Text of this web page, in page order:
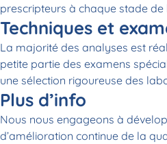
prescripteurs à chaque stade de
Techniques et
La majorité des analyses est
petite partie des examens
une sélection rigoureuse des
Plus d’info
Nous nous engageons à
d’amélioration continue de la